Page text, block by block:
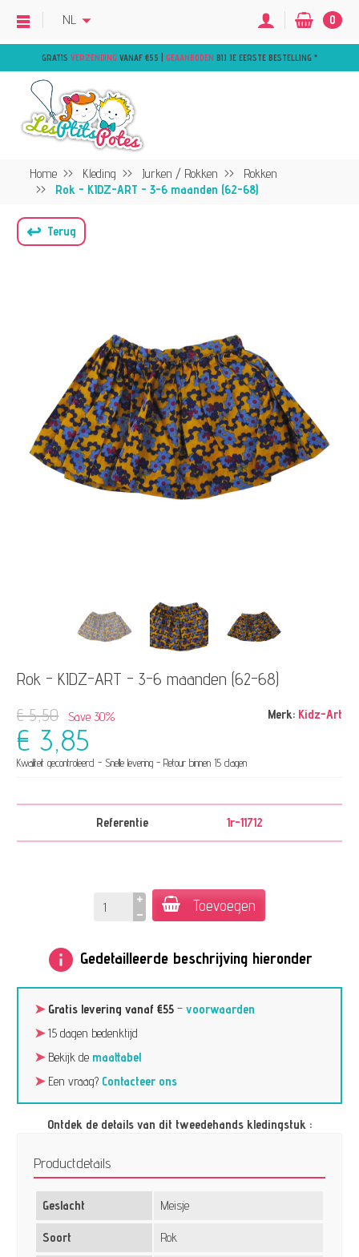
GRATIS VERZENDING VANAF €55 | GEAANBODEN BIJ JE EERSTE BESTELLING *
NL 0
Home Kleding Jurken / Rokken
Rokken
Rok - KIDZ-ART - 3-6 maanden (62-68)
↩ Terug
Rok - KIDZ-ART - 3-6 maanden (62-68)
Merk: Kidz-Art
€ 5,50 Save 30%
€ 3,85
Kwaliteit gecontroleerd - Snelle levering - Retour binnen 15 dagen
Referentie 1r-11712
Toevoegen
info Gedetailleerde beschrijving hieronder
➤ Gratis levering vanaf €55 –voorwaarden
➤15 dagen bedenktijd
➤Bekijk de maattabel
➤Een vraag? Contacteer ons
Ontdek de details van dit tweedehands kledingstuk :
Productdetails
Geslacht Meisje
Soort Rok